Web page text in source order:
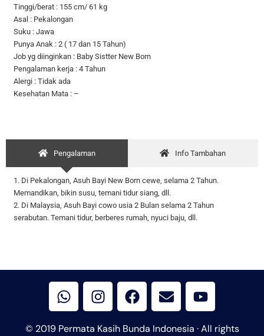
Tinggi/berat : 155 cm/ 61 kg
Asal : Pekalongan
Suku : Jawa
Punya Anak : 2 ( 17 dan 15 Tahun)
Job yg diinginkan : Baby Sistter New Born
Pengalaman kerja : 4 Tahun
Alergi : Tidak ada
Kesehatan Mata : –
Pengalaman Info Tambahan
1. Di Pekalongan, Asuh Bayi New Born cewe, selama 2 Tahun.
Memandikan, bikin susu, temani tidur siang, dll.
2. Di Malaysia, Asuh Bayi cowo usia 2 Bulan selama 2 Tahun
serabutan. Temani tidur, berberes rumah, nyuci baju, dll.
h
a
t
n
s
t
a
c
n
v
e
o
u
t
© 2019 Permata Kasih Bunda Indonesia · All rights